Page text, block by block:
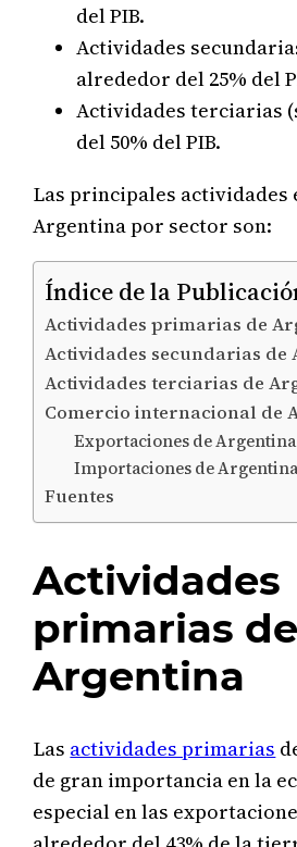
del PIB.
Actividades
alrededor del 25% del
Actividades terciarias
del 50% del PIB.
Las principales actividades
Argentina por sector son:
Índice de la
Actividades primarias de
Actividades secundarias de
Actividades terciarias de
Comercio internacional de
Exportaciones de Argentina
Importaciones de Argentina
Fuentes
Actividades
primarias de
Argentina
Las actividades primarias
de gran importancia en la
especial en las